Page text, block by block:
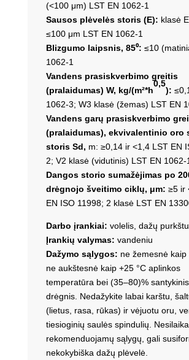
(<100 μm) LST EN 1062-1
Sausos plėvelės storis (E): klasė
≤100 μm LST EN 1062-1
Blizgumo laipsnis, 85⁰: ≤10
1062-1
Vandens prasiskverbimo greitis
(pralaidumas) W, kg/(m²*h
0,5
):
1062-3; W3 klasė (žemas) LST EN
Vandens garų prasiskverbimo
(pralaidumas), ekvivalentinio oro
storis Sd, m: ≥0,14 ir <1,4 LST EN
2; V2 klasė (vidutinis) LST EN 1062-1
Dangos storio sumažėjimas po
drėgnojo šveitimo ciklų, μm: ≥5 ir
EN ISO 11998; 2 klasė LST EN
Darbo įrankiai: volelis, dažų
Įrankių valymas: vandeniu
Dažymo sąlygos: ne žemesnė kaip
ne aukštesnė kaip +25 °C aplinkos
temperatūra bei (35–80)%
drėgnis. Nedažykite labai karštu,
(lietus, rasa, rūkas) ir vėjuotu oru,
tiesioginių saulės spindulių.
rekomenduojamų sąlygų, gali
nekokybiška dažų plėvelė.